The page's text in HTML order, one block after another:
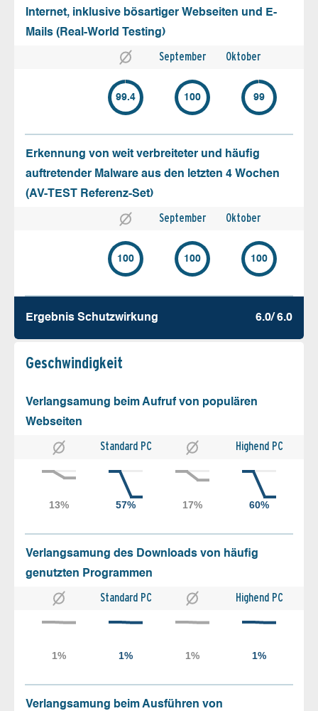
Internet, inklusive bösartiger Webseiten und E-
Mails (Real-World Testing)
September Oktober
99.4 100 99
Erkennung von weit verbreiteter und häufig
auftretender Malware aus den letzten 4 Wochen
(AV-TEST Referenz-Set)
September Oktober
100 100 100
Ergebnis Schutz­wirkung 6.0/ 6.0
Geschw­indigkeit
Verlangsamung beim Aufruf von populären
Webseiten
Standard PC Highend PC
Verlangsamung des Downloads von häufig
genutzten Programmen
Standard PC Highend PC
Verlangsamung beim Ausführen von